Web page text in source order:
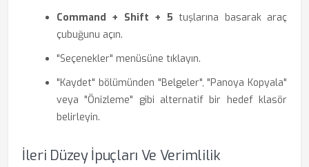
Command + Shift + 5 tuşlarına basarak araç
çubuğunu açın.
"Seçenekler" menüsüne tıklayın.
"Kaydet" bölümünden "Belgeler", "Panoya Kopyala"
veya "Önizleme" gibi alternatif bir hedef klasör
belirleyin.
İleri Düzey İpuçları Ve Verimlilik